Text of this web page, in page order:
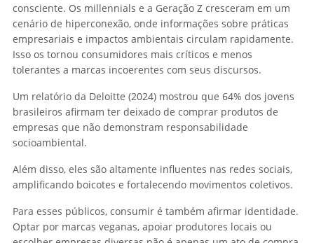
consciente. Os millennials e a Geração Z cresceram em um
cenário de hiperconexão, onde informações sobre práticas
empresariais e impactos ambientais circulam rapidamente.
Isso os tornou consumidores mais críticos e menos
tolerantes a marcas incoerentes com seus discursos.
Um relatório da Deloitte (2024) mostrou que 64% dos jovens
brasileiros afirmam ter deixado de comprar produtos de
empresas que não demonstram responsabilidade
socioambiental.
Além disso, eles são altamente influentes nas redes sociais,
amplificando boicotes e fortalecendo movimentos coletivos.
Para esses públicos, consumir é também afirmar identidade.
Optar por marcas veganas, apoiar produtores locais ou